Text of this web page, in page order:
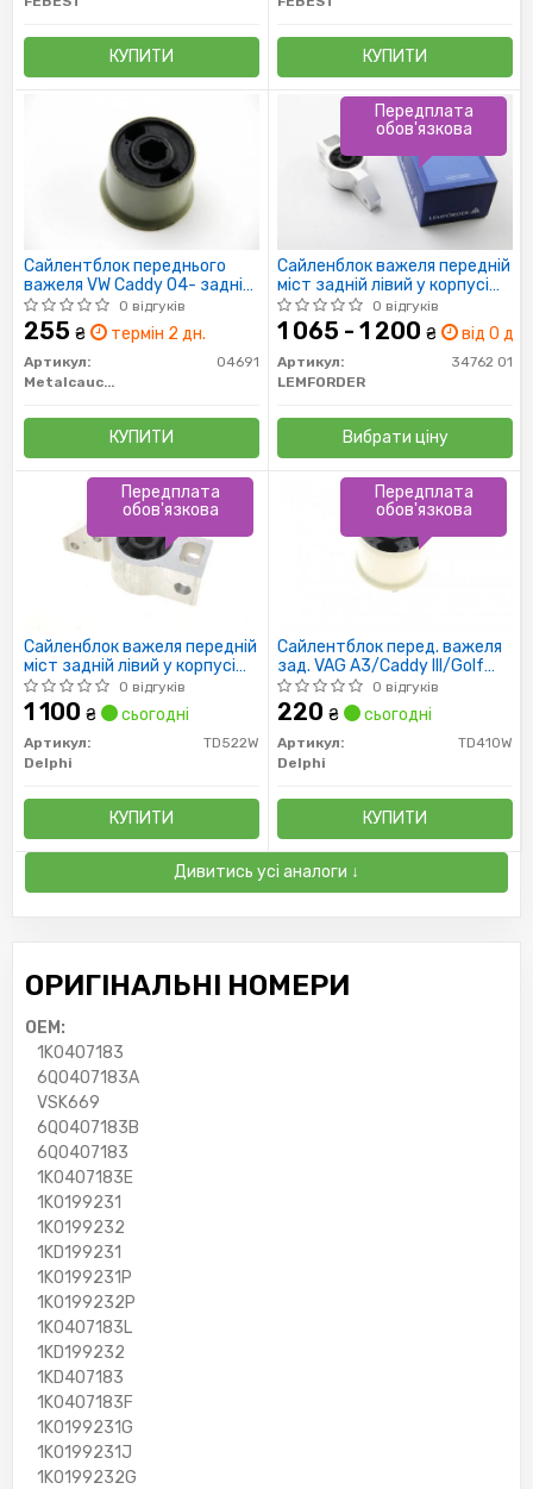
КУПИТИ КУПИТИ
Сайлентблок переднього
важеля VW Caddy 04- задній
(вставка) (04691)
Metalcaucho
0 відгуків
255 ₴ термін 2 дн.
Артикул:
04691
Metalcaucho
КУПИТИ
Сайленблок важеля передній
міст задній лівий у корпусі
AUDI/SEAT/VW CADDY
0 відгуків
1 065 - 1 200 ₴ від 0 дн.
Артикул:
34762 01
LEMFORDER
Вибрати ціну
Передплата
обов'язкова
Сайленблок важеля передній
міст задній лівий у корпусі
AUDI/SEAT/VW CADDY
0 відгуків
1 100 ₴ сьогодні
Артикул:
TD522W
Delphi
КУПИТИ
Передплата
обов'язкова
Сайлентблок перед. важеля
зад. VAG A3/Caddy III/Golf
V/VI/Passat/Fabia/Octavia/
0 відгуків
220 ₴ сьогодні
Артикул:
TD410W
Delphi
КУПИТИ
Передплата
обов'язкова
Дивитись усі аналоги ↓
ОРИГІНАЛЬНІ НОМЕРИ
OEM:
1K0407183
6Q0407183A
VSK669
6Q0407183B
6Q0407183
1K0407183E
1K0199231
1K0199232
1KD199231
1K0199231P
1K0199232P
1K0407183L
1KD199232
1KD407183
1K0407183F
1K0199231G
1K0199231J
1K0199232G